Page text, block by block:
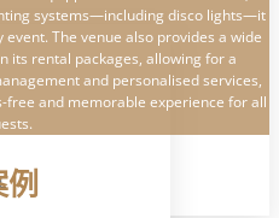
systems—including disco lights—it
The venue also provides a wide
its rental packages, allowing for a
and personalised services,
free and memorable experience for all
例